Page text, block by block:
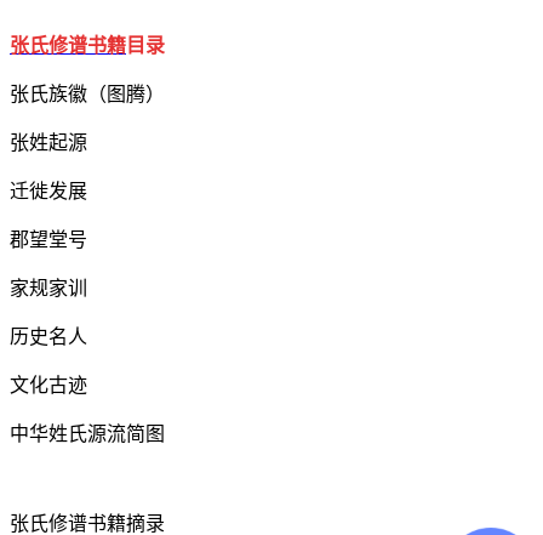
张氏修谱书籍 目录
张氏族徽（图腾）
张姓起源
迁徙发展
郡望堂号
家规家训
历史名人
文化古迹
中华姓氏源流简图
张氏修谱书籍摘录